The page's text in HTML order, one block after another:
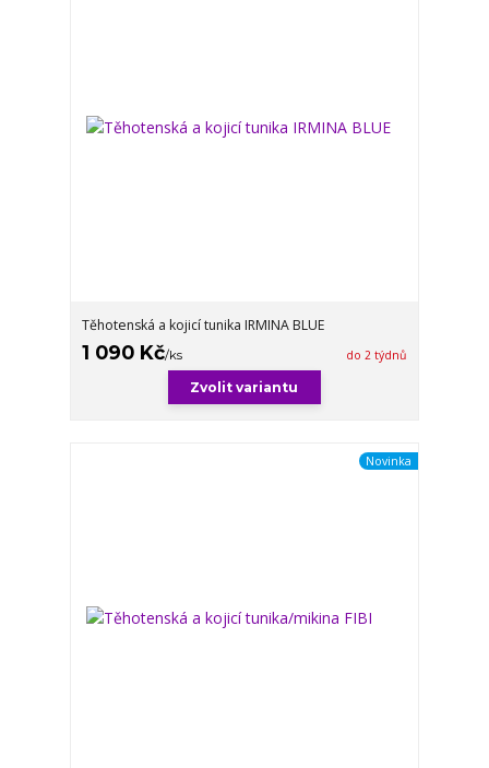
Těhotenská a kojicí tunika IRMINA BLUE
1 090 Kč/ks do 2 týdnů
Zvolit variantu
Novinka